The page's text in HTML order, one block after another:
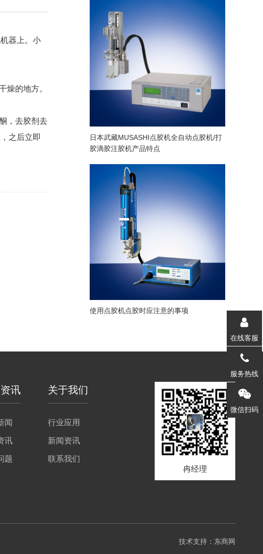
器上。小
燥的地方。
，去胶剂去
之后立即
日本武藏MUSASHI点胶机全自动点胶机/打
胶滴胶注胶机产品特点
使用点胶机点胶时应注意的事项
讯
闻
讯
题
关于我们
行业应用
新闻资讯
联系我们
冉经理
技术支持： 东商网
在线客服
服务热线
微信扫码